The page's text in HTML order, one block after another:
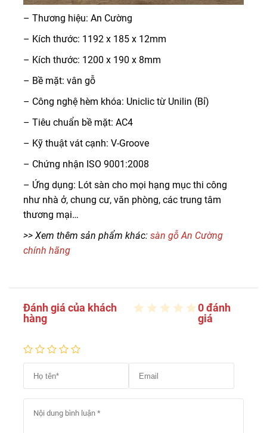
– Thương hiệu: An Cường
– Kích thước: 1192 x 185 x 12mm
– Kích thước: 1200 x 190 x 8mm
– Bề mặt: vân gỗ
– Công nghệ hèm khóa: Uniclic từ Unilin (Bỉ)
– Tiêu chuẩn bề mặt: AC4
– Kỹ thuật vát cạnh: V-Groove
– Chứng nhận ISO 9001:2008
– Ứng dụng: Lót sàn cho mọi hạng mục thi công
như nhà ở, chung cư, văn phòng, các trung tâm
thương mại…
>> Xem thêm sản phẩm khác: sàn gỗ An Cường
chính hãng
Đánh giá của khách
hàng
0 đánh
giá